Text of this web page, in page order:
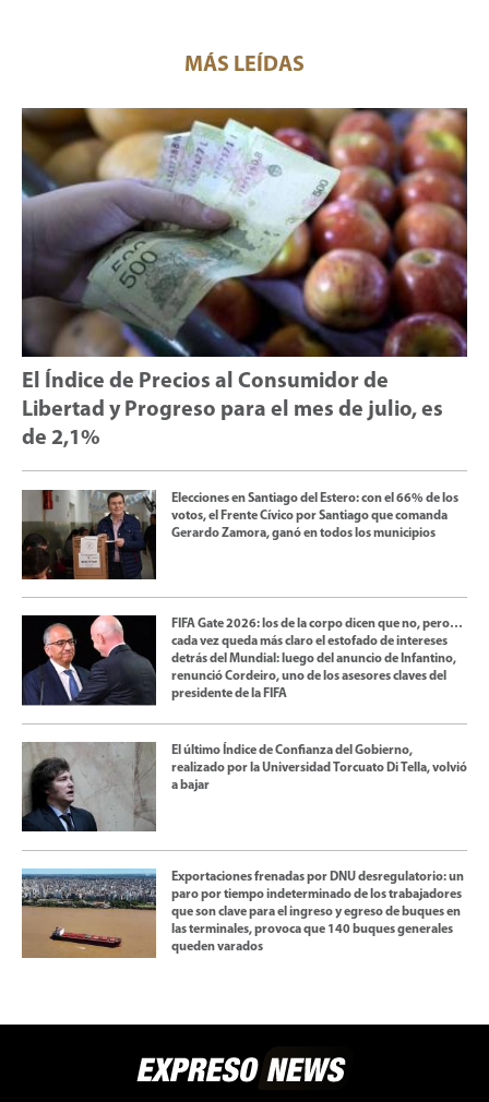
MÁS LEÍDAS
El Índice de Precios al Consumidor de
Libertad y Progreso para el mes de julio, es
de 2,1%
Elecciones en Santiago del Estero: con el 66% de los
votos, el Frente Cívico por Santiago que comanda
Gerardo Zamora, ganó en todos los municipios
FIFA Gate 2026: los de la corpo dicen que no, pero…
cada vez queda más claro el estofado de intereses
detrás del Mundial: luego del anuncio de Infantino,
renunció Cordeiro, uno de los asesores claves del
presidente de la FIFA
El último Índice de Confianza del Gobierno,
realizado por la Universidad Torcuato Di Tella, volvió
a bajar
Exportaciones frenadas por DNU desregulatorio: un
paro por tiempo indeterminado de los trabajadores
que son clave para el ingreso y egreso de buques en
las terminales, provoca que 140 buques generales
queden varados